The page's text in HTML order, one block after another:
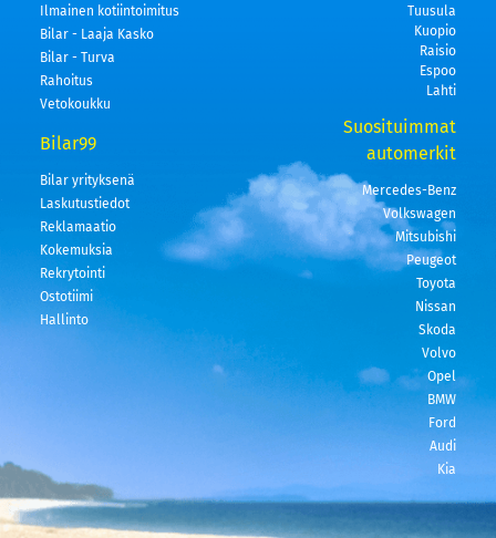
Ilmainen kotiintoimitus
Bilar - Laaja Kasko
Bilar - Turva
Rahoitus
Vetokoukku
Bilar99
Bilar yrityksenä
Laskutustiedot
Reklamaatio
Kokemuksia
Rekrytointi
Ostotiimi
Hallinto
Tuusula
Kuopio
Raisio
Espoo
Lahti
Suosituimmat
automerkit
Mercedes-Benz
Volkswagen
Mitsubishi
Peugeot
Toyota
Nissan
Skoda
Volvo
Opel
BMW
Ford
Audi
Kia